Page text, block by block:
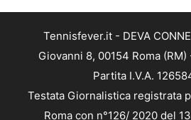
Tennisfever.it - DEVA
Giovanni 8, 00154 Roma
Partita I.V.A.
Testata Giornalistica registrata
Roma con n°126/ 2020 del